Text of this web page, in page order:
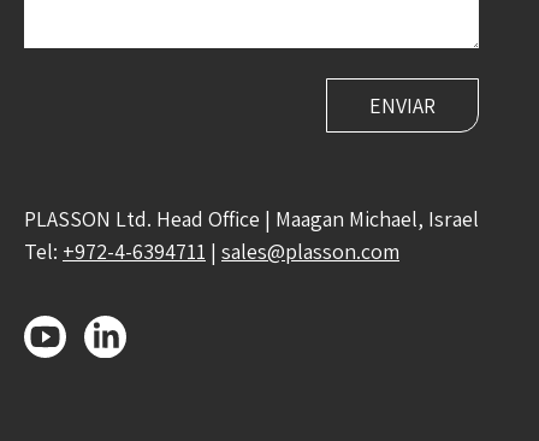
PLASSON Ltd. Head Office | Maagan Michael, Israel
Tel: +972-4-6394711 | sales@plasson.com